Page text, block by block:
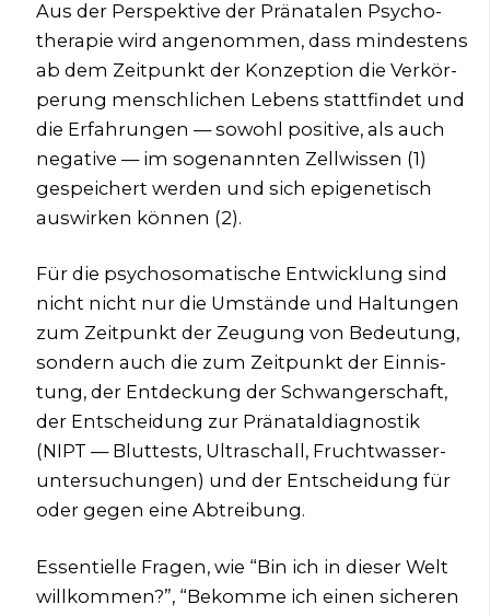
Aus der Per­spek­ti­ve der Prä­na­ta­len Psy­cho­
the­ra­pie wird ange­nom­men, dass min­des­tens
ab dem Zeit­punkt der Kon­zep­ti­on die Ver­kör­
pe­rung mensch­li­chen Lebens statt­fin­det und
die Erfah­run­gen — sowohl posi­ti­ve, als auch
nega­ti­ve — im soge­nann­ten Zell­wis­sen (1)
gespei­chert wer­den und sich epi­ge­ne­tisch
aus­wir­ken kön­nen (2).
Für die psy­cho­so­ma­ti­sche Ent­wick­lung sind
nicht nicht nur die Umstän­de und Hal­tun­gen
zum Zeit­punkt der Zeu­gung von Bedeu­tung,
son­dern auch die zum Zeit­punkt der Ein­nis­
tung, der Ent­de­ckung der Schwan­ger­schaft,
der Ent­schei­dung zur Prä­na­tal­dia­gnos­tik
(NIPT — Blut­tests, Ultra­schall, Frucht­was­ser­
un­ter­su­chun­gen) und der Ent­schei­dung für
oder gegen eine Abtrei­bung.
Essen­ti­el­le Fra­gen, wie “Bin ich in die­ser Welt
will­kom­men?”, “Bekom­me ich einen siche­ren